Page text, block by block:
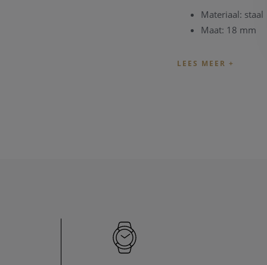
Materiaal: staal
Maat: 18 mm
Daarnaast beschikt